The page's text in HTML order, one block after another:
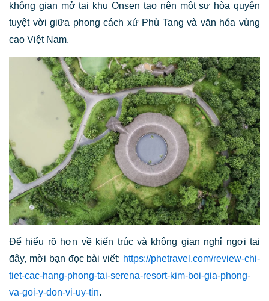
không gian mở tại khu Onsen tạo nên một sự hòa quyện
tuyệt vời giữa phong cách xứ Phù Tang và văn hóa vùng
cao Việt Nam.
Để hiểu rõ hơn về kiến trúc và không gian nghỉ ngơi tại
đây, mời bạn đọc bài viết: https://phetravel.com/review-chi-
tiet-cac-hang-phong-tai-serena-resort-kim-boi-gia-phong-
va-goi-y-don-vi-uy-tin.